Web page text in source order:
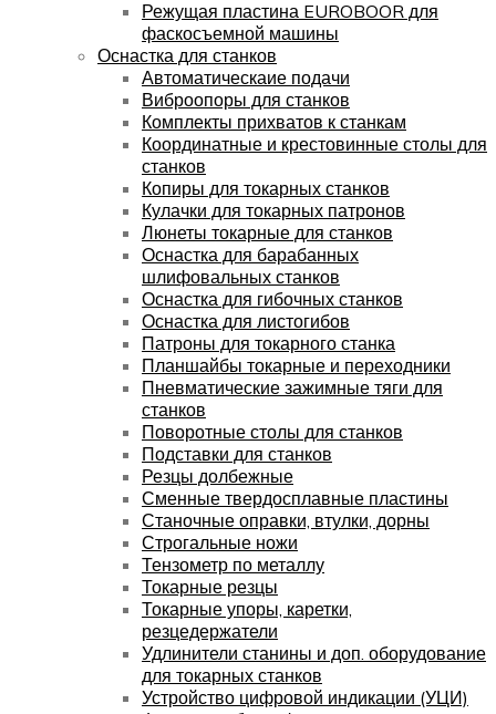
Режущая пластина EUROBOOR для
фаскосъемной машины
Оснастка для станков
Автоматическаие подачи
Виброопоры для станков
Комплекты прихватов к станкам
Координатные и крестовинные столы для
станков
Копиры для токарных станков
Кулачки для токарных патронов
Люнеты токарные для станков
Оснастка для барабанных
шлифовальных станков
Оснастка для гибочных станков
Оснастка для листогибов
Патроны для токарного станка
Планшайбы токарные и переходники
Пневматические зажимные тяги для
станков
Поворотные столы для станков
Подставки для станков
Резцы долбежные
Сменные твердосплавные пластины
Станочные оправки, втулки, дорны
Строгальные ножи
Тензометр по металлу
Токарные резцы
Токарные упоры, каретки,
резцедержатели
Удлинители станины и доп. оборудование
для токарных станков
Устройство цифровой индикации (УЦИ)